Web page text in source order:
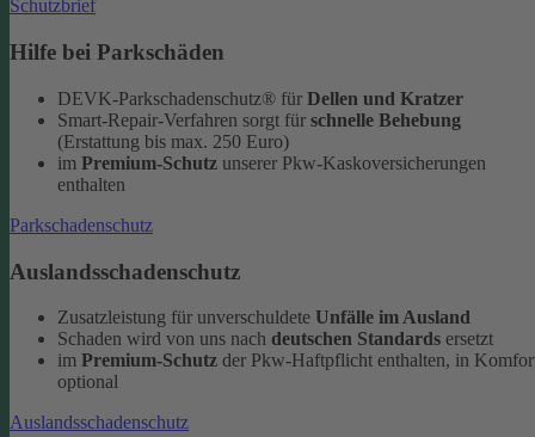
Schutzbrief
Hilfe bei Parkschäden
DEVK-Parkschadenschutz® für Dellen und Kratzer
Smart-Repair-Verfahren sorgt für schnelle Behebung
(Erstattung bis max. 250 Euro)
im Premium-Schutz unserer Pkw-Kaskoversicherungen
enthalten
Parkschadenschutz
Auslandsschadenschutz
Zusatzleistung für unverschuldete Unfälle im Ausland
Schaden wird von uns nach deutschen Standards ersetzt
im Premium-Schutz der Pkw-Haftpflicht enthalten, in
optional
Auslandsschadenschutz